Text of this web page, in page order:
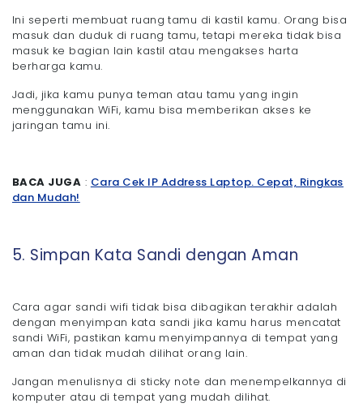
Ini seperti membuat ruang tamu di kastil kamu. Orang bisa
masuk dan duduk di ruang tamu, tetapi mereka tidak bisa
masuk ke bagian lain kastil atau mengakses harta
berharga kamu.
Jadi, jika kamu punya teman atau tamu yang ingin
menggunakan WiFi, kamu bisa memberikan akses ke
jaringan tamu ini.
BACA JUGA : Cara Cek IP Address Laptop. Cepat, Ringkas
dan Mudah!
5. Simpan Kata Sandi dengan Aman
Cara agar sandi wifi tidak bisa dibagikan terakhir adalah
dengan menyimpan kata sandi jika kamu harus mencatat
sandi WiFi, pastikan kamu menyimpannya di tempat yang
aman dan tidak mudah dilihat orang lain.
Jangan menulisnya di sticky note dan menempelkannya di
komputer atau di tempat yang mudah dilihat.